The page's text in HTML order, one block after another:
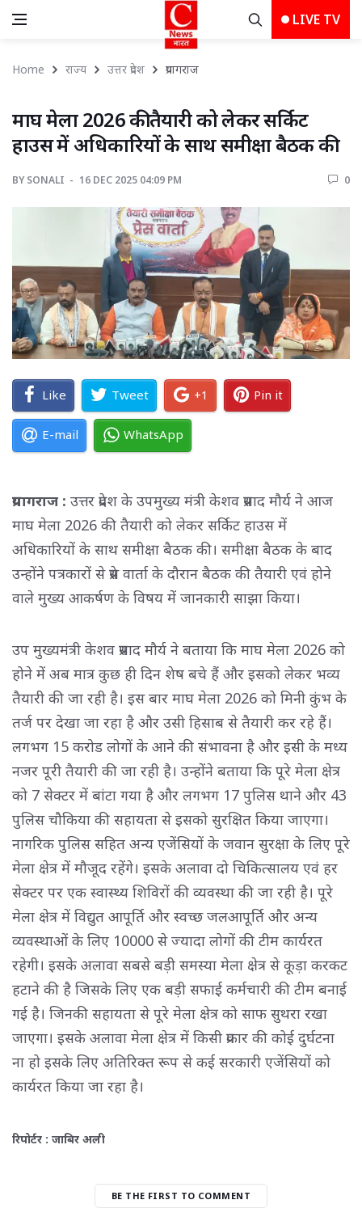
LIVE TV
Home राज्य उत्तर प्रदेश प्रयागराज
माघ मेला 2026 की तैयारी को लेकर सर्किट
हाउस में अधिकारियों के साथ समीक्षा बैठक की
BY SONALI 16 DEC 2025 04:09 PM 0
Like Tweet +1 Pin it
E-mail WhatsApp
प्रयागराज : उत्तर प्रदेश के उपमुख्य मंत्री केशव प्रसाद मौर्य ने आज
माघ मेला 2026 की तैयारी को लेकर सर्किट हाउस में
अधिकारियों के साथ समीक्षा बैठक की। समीक्षा बैठक के बाद
उन्होंने पत्रकारों से प्रेस वार्ता के दौरान बैठक की तैयारी एवं होने
वाले मुख्य आकर्षण के विषय में जानकारी साझा किया।
उप मुख्यमंत्री केशव प्रसाद मौर्य ने बताया कि माघ मेला 2026 को
होने में अब मात्र कुछ ही दिन शेष बचे हैं और इसको लेकर भव्य
तैयारी की जा रही है। इस बार माघ मेला 2026 को मिनी कुंभ के
तर्ज पर देखा जा रहा है और उसी हिसाब से तैयारी कर रहे हैं।
लगभग 15 करोड लोगों के आने की संभावना है और इसी के मध्य
नजर पूरी तैयारी की जा रही है। उन्होंने बताया कि पूरे मेला क्षेत्र
को 7 सेक्टर में बांटा गया है और लगभग 17 पुलिस थाने और 43
पुलिस चौकिया की सहायता से इसको सुरक्षित किया जाएगा।
नागरिक पुलिस सहित अन्य एजेंसियों के जवान सुरक्षा के लिए पूरे
मेला क्षेत्र में मौजूद रहेंगे। इसके अलावा दो चिकित्सालय एवं हर
सेक्टर पर एक स्वास्थ्य शिविरों की व्यवस्था की जा रही है। पूरे
मेला क्षेत्र में विद्युत आपूर्ति और स्वच्छ जलआपूर्ति और अन्य
व्यवस्थाओं के लिए 10000 से ज्यादा लोगों की टीम कार्यरत
रहेगी। इसके अलावा सबसे बड़ी समस्या मेला क्षेत्र से कूड़ा करकट
हटाने की है जिसके लिए एक बड़ी सफाई कर्मचारी की टीम बनाई
गई है। जिनकी सहायता से पूरे मेला क्षेत्र को साफ सुथरा रखा
जाएगा। इसके अलावा मेला क्षेत्र में किसी प्रकार की कोई दुर्घटना
ना हो इसके लिए अतिरिक्त रूप से कई सरकारी एजेंसियों को
कार्यरत किया जा रहा है।
रिपोर्टर : जाबिर अली
BE THE FIRST TO COMMENT